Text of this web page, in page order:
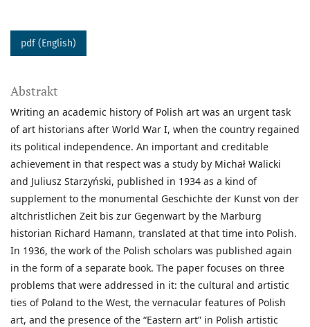
pdf (English)
Abstrakt
Writing an academic history of Polish art was an urgent task
of art historians after World War I, when the country regained
its political independence. An important and creditable
achievement in that respect was a study by Michał Walicki
and Juliusz Starzyński, published in 1934 as a kind of
supplement to the monumental Geschichte der Kunst von der
altchristlichen Zeit bis zur Gegenwart by the Marburg
historian Richard Hamann, translated at that time into Polish.
In 1936, the work of the Polish scholars was published again
in the form of a separate book. The paper focuses on three
problems that were addressed in it: the cultural and artistic
ties of Poland to the West, the vernacular features of Polish
art, and the presence of the “Eastern art” in Polish artistic